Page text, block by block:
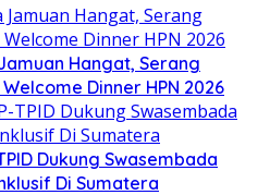
Hangat, Serang
Dinner HPN 2026
Dukung Swasembada
Di Sumatera